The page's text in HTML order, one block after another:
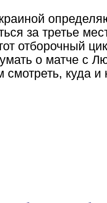
за третье
отборочный
о матче с
смотреть, куда и